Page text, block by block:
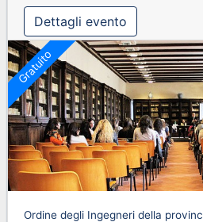
Dettagli evento
Gratuito
Ordine degli Ingegneri della